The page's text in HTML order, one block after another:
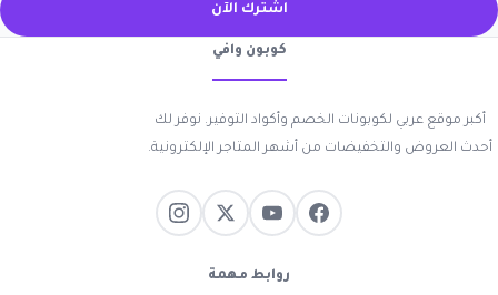
اشترك الآن
كوبون وافي
أكبر موقع عربي لكوبونات الخصم وأكواد التوفير. نوفر لك
أحدث العروض والتخفيضات من أشهر المتاجر الإلكترونية.
روابط مهمة